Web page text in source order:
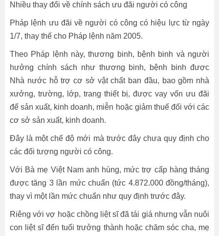
Nhiều thay đổi về chính sách ưu đãi người có công
Pháp lệnh ưu đãi về người có công có hiệu lực từ ngày
1/7, thay thế cho Pháp lệnh năm 2005.
Theo Pháp lệnh này, thương binh, bệnh binh và người
hưởng chính sách như thương binh, bệnh binh được
Nhà nước hỗ trợ cơ sở vật chất ban đầu, bao gồm nhà
xưởng, trường, lớp, trang thiết bị, được vay vốn ưu đãi
để sản xuất, kinh doanh, miễn hoặc giảm thuế đối với các
cơ sở sản xuất, kinh doanh.
Đây là một chế độ mới mà trước đây chưa quy định cho
các đối tượng người có công.
Với Bà mẹ Việt Nam anh hùng, mức trợ cấp hàng tháng
được tăng 3 lần mức chuẩn (tức 4.872.000 đồng/tháng),
thay vì một lần mức chuẩn như quy định trước đây.
Riêng với vợ hoặc chồng liệt sĩ đã tái giá nhưng vẫn nuôi
con liệt sĩ đến tuổi trưởng thành hoặc chăm sóc cha, mẹ